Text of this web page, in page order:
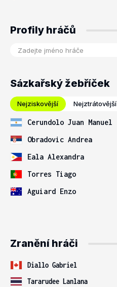
Profily hráčů
Sázkařský žebříček
Nejziskovější Nejztrátovější
Cerundolo Juan Manuel
Obradovic Andrea
Eala Alexandra
Torres Tiago
Aguiard Enzo
Zranění hráči
Diallo Gabriel
Tararudee Lanlana